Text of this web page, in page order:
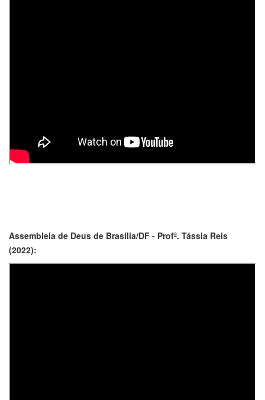
Assembleia de Deus de Brasília/DF - Profª. Tássia Reis
(2022):